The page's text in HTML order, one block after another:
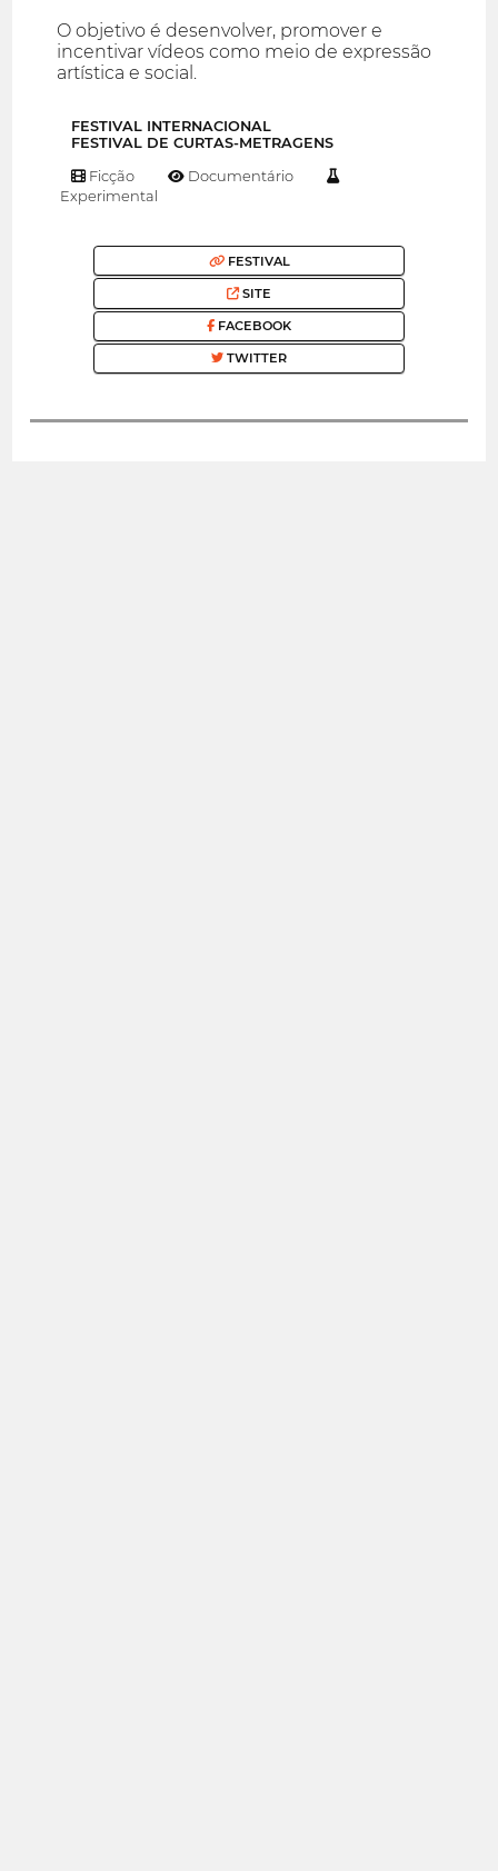
O objetivo é desenvolver, promover e
incentivar vídeos como meio de expressão
artística e social.
FESTIVAL INTERNACIONAL
FESTIVAL DE CURTAS-METRAGENS
Ficção
Documentário
Experimental
FESTIVAL
SITE
FACEBOOK
TWITTER